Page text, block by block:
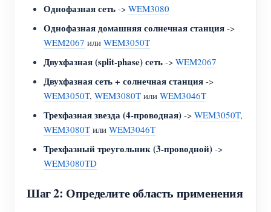
Однофазная сеть -> WEM3080
Однофазная домашняя солнечная станция ->
WEM2067 или WEM3050T
Двухфазная (split-phase) сеть -> WEM2067
Двухфазная сеть + солнечная станция ->
WEM3050T, WEM3080T или WEM3046T
Трехфазная звезда (4-проводная) -> WEM3050T,
WEM3080T или WEM3046T
Трехфазный треугольник (3-проводной) ->
WEM3080TD
Шаг 2: Определите область применения